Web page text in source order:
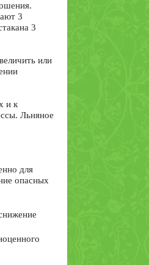
3
3
или
и к
Льняное
для
опасных